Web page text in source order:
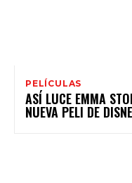
PELÍCULAS
ASÍ LUCE EMMA
NUEVA PELI DE